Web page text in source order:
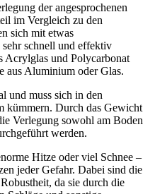
der angesprochenen
im Vergleich zu den
sich mit etwas
schnell und effektiv
Acrylglas und Polycarbonat
aus Aluminium oder Glas.
und muss sich in den
kümmern. Durch das Gewicht
Verlegung sowohl am Boden
werden.
Hitze oder viel Schnee –
jeder Gefahr. Dabei sind die
da sie durch die